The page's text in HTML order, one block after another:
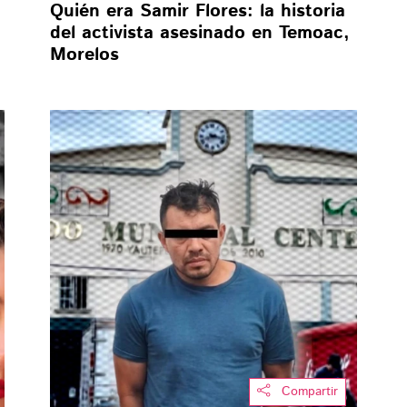
Quién era Samir Flores: la historia
del activista asesinado en Temoac,
Morelos
Compartir